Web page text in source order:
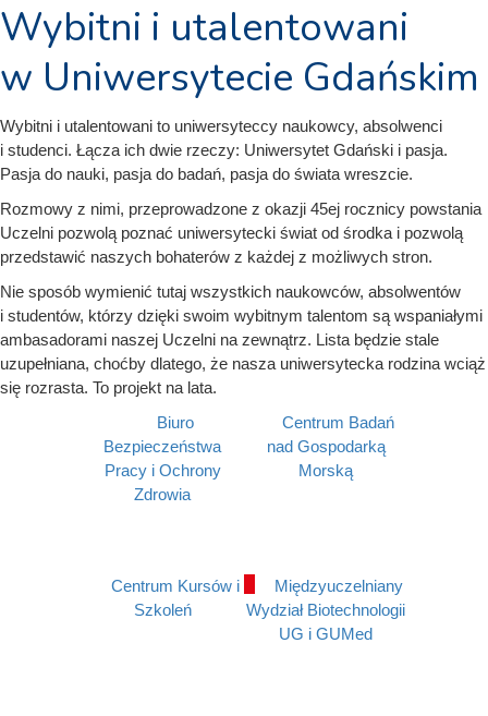
Wybitni i utalentowani
w Uniwersytecie Gdańskim
Wybitni i utalentowani to uniwersyteccy naukowcy, absolwenci
i studenci. Łącza ich dwie rzeczy: Uniwersytet Gdański i pasja.
Pasja do nauki, pasja do badań, pasja do świata wreszcie.
Rozmowy z nimi, przeprowadzone z okazji 45ej rocznicy powstania
Uczelni pozwolą poznać uniwersytecki świat od środka i pozwolą
przedstawić naszych bohaterów z każdej z możliwych stron.
Nie sposób wymienić tutaj wszystkich naukowców, absolwentów
i studentów, którzy dzięki swoim wybitnym talentom są wspaniałymi
ambasadorami naszej Uczelni na zewnątrz. Lista będzie stale
uzupełniana, choćby dlatego, że nasza uniwersytecka rodzina wciąż
się rozrasta. To projekt na lata.
Biuro
Bezpieczeństwa
Pracy i Ochrony
Zdrowia
Centrum Badań
nad Gospodarką
Morską
Centrum Kursów i
Szkoleń
Międzyuczelniany
Wydział Biotechnologii
UG i GUMed